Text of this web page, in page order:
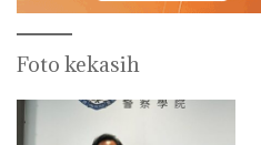
Foto kekasih